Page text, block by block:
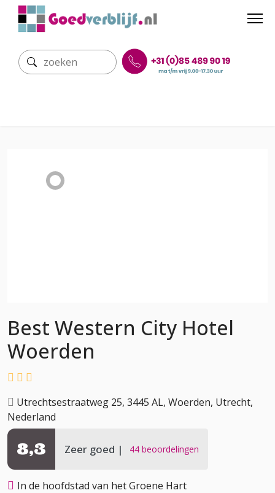
Best Western City Hotel
Woerden
Utrechtsestraatweg 25, 3445 AL, Woerden, Utrecht,
Nederland
Zeer goed 44 beoordelingen
8,3
In de hoofdstad van het Groene Hart